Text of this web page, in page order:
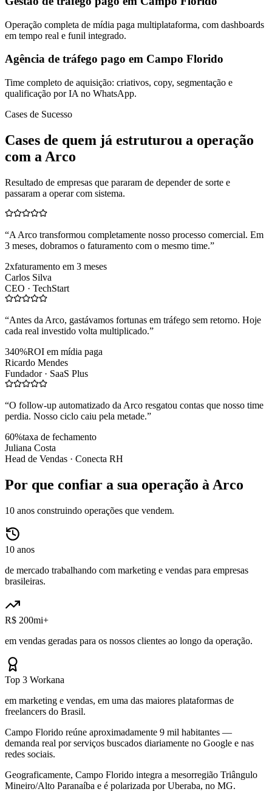
Operação completa de mídia paga multiplataforma, com dashboards
em tempo real e funil integrado.
Agência de tráfego pago em Campo Florido
Time completo de aquisição: criativos, copy, segmentação e
qualificação por IA no WhatsApp.
Cases de Sucesso
Cases de quem já estruturou a operação
com a Arco
Resultado de empresas que pararam de depender de sorte e
passaram a operar com sistema.
“A Arco transformou completamente nosso processo comercial. Em
3 meses, dobramos o faturamento com o mesmo time.”
2xfaturamento em 3 meses
Carlos Silva
CEO · TechStart
“Antes da Arco, gastávamos fortunas em tráfego sem retorno. Hoje
cada real investido volta multiplicado.”
340%ROI em mídia paga
Ricardo Mendes
Fundador · SaaS Plus
“O follow-up automatizado da Arco resgatou contas que nosso time
perdia. Nosso ciclo caiu pela metade.”
60%taxa de fechamento
Juliana Costa
Head de Vendas · Conecta RH
Por que confiar a sua operação à Arco
10 anos construindo operações que vendem.
10 anos
de mercado trabalhando com marketing e vendas para empresas
brasileiras.
R$ 200mi+
em vendas geradas para os nossos clientes ao longo da operação.
Top 3 Workana
em marketing e vendas, em uma das maiores plataformas de
freelancers do Brasil.
Campo Florido reúne aproximadamente 9 mil habitantes —
demanda real por serviços buscados diariamente no Google e nas
redes sociais.
Geograficamente, Campo Florido integra a mesorregião Triângulo
Mineiro/Alto Paranaíba e é polarizada por Uberaba, no MG.